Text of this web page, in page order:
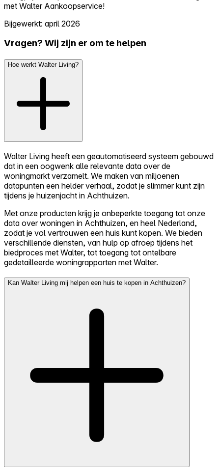
met Walter Aankoopservice!
Bijgewerkt: april 2026
Vragen? Wij zijn er om te helpen
Hoe werkt Walter Living?
Walter Living heeft een geautomatiseerd systeem gebouwd
dat in een oogwenk alle relevante data over de
woningmarkt verzamelt. We maken van miljoenen
datapunten een helder verhaal, zodat je slimmer kunt zijn
tijdens je huizenjacht in Achthuizen.
Met onze producten krijg je onbeperkte toegang tot onze
data over woningen in Achthuizen, en heel Nederland,
zodat je vol vertrouwen een huis kunt kopen. We bieden
verschillende diensten, van hulp op afroep tijdens het
biedproces met Walter, tot toegang tot ontelbare
gedetailleerde woningrapporten met Walter.
Kan Walter Living mij helpen een huis te kopen in Achthuizen?